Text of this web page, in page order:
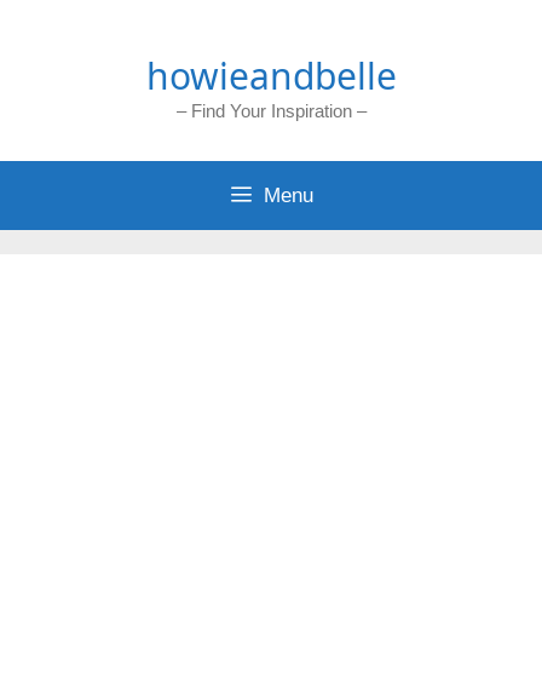
howieandbelle
– Find Your Inspiration –
Menu